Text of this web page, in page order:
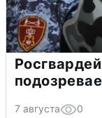
7 августа 0